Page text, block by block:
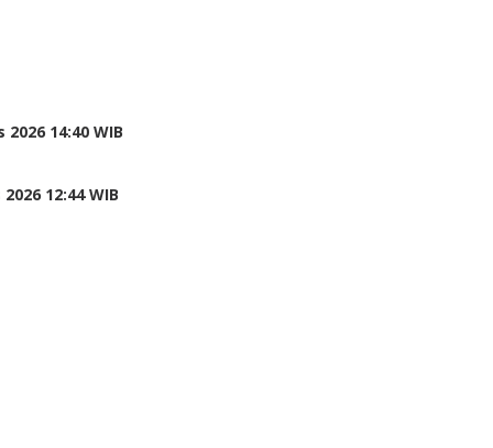
14:40 WIB
12:44 WIB